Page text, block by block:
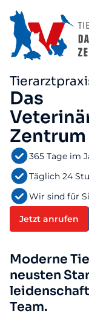
Das
365 Tage im
Täglich 24
Wir sind für
Jetzt anrufen
Moderne
neusten
Team.